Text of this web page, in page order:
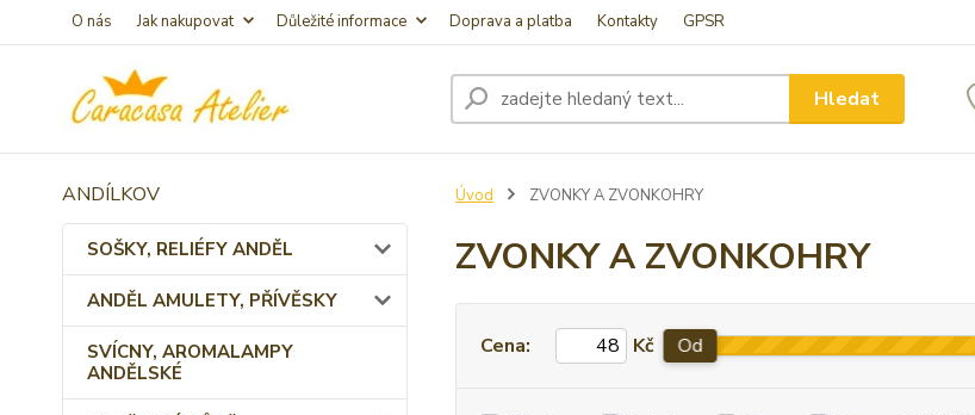
O nás Jak nakupovat Důležité informace Doprava a platba Kontakty GPSR
Hledat
ANDÍLKOV
SOŠKY, RELIÉFY ANDĚL
ANDĚL AMULETY, PŘÍVĚSKY
SVÍCNY, AROMALAMPY
ANDĚLSKÉ
Úvod ZVONKY A ZVONKOHRY
ZVONKY A ZVONKOHRY
Cena: Kč Od